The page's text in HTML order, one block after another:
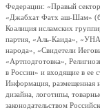
Федерации: «Правый
«Джабхат Фатх аш-Шам»
Коалиция исламских
партия, «Аль-Каида»,
народа», «Свидетели
«Артподготовка»,
в России» и входящие в ее
Информация, размещенная
дизайна, логотипы,
законодательством